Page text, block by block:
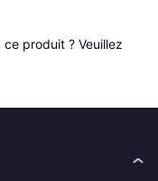
produit ? Veuillez